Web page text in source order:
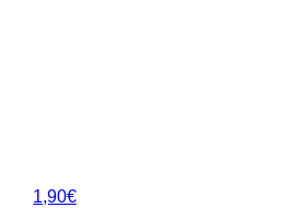
1,90€